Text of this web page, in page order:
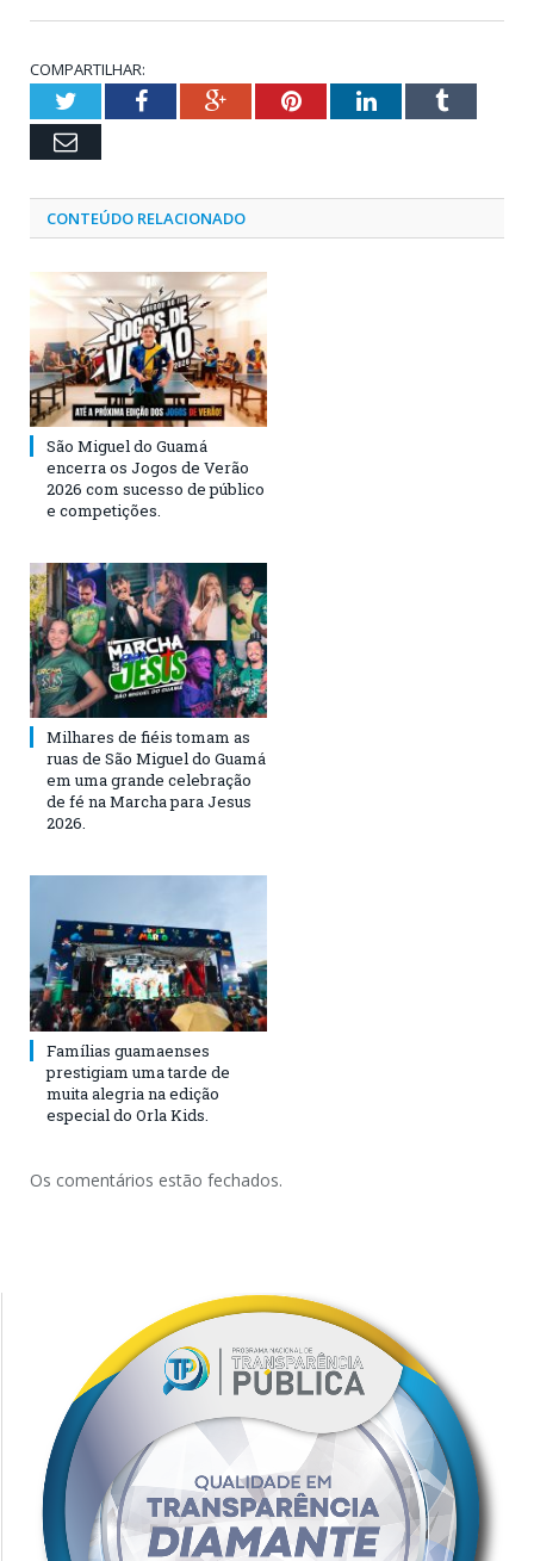
COMPARTILHAR:
TwitterFacebookGoogle+PinterestLinkedInTumblr
Email
CONTEÚDO RELACIONADO
São Miguel do Guamá
encerra os Jogos de Verão
2026 com sucesso de público
e competições.
Milhares de fiéis tomam as
ruas de São Miguel do Guamá
em uma grande celebração
de fé na Marcha para Jesus
2026.
Famílias guamaenses
prestigiam uma tarde de
muita alegria na edição
especial do Orla Kids.
Os comentários estão fechados.